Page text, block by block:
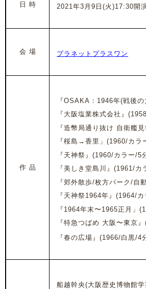
日 時 2021年3月9日(火)17:30開
会 場 プラネットプラスワン
作 品
『OSAKA：1946年(戦後
『大阪塩業株式会社』
『造幣局通り抜け 自衛艦
『桜島→香里」(1960/カラ
『天神祭』(1960/カラー/5
『美しき堂島川』(1961/カ
『郊外散歩/枚方パーク/自
『天神祭1964年』(1964/カ
『1964年末〜1965正月」
『特急つばめ 大阪〜東京
『春の広場』(1966/白黒/4
船越幹央(大阪歴史博物館